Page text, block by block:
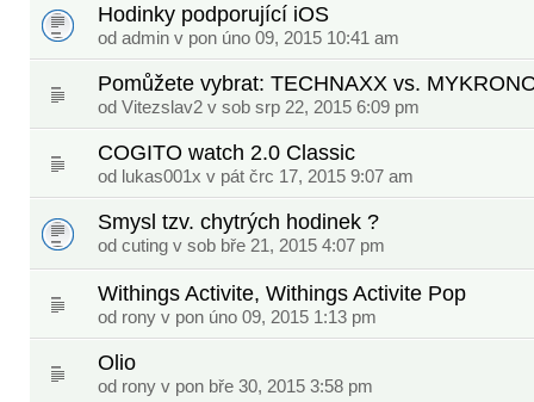
Hodinky podporující iOS
od admin v pon úno 09, 2015 10:41 am
Pomůžete vybrat: TECHNAXX vs.
od Vitezslav2 v sob srp 22, 2015 6:09 pm
COGITO watch 2.0 Classic
od lukas001x v pát črc 17, 2015 9:07 am
Smysl tzv. chytrých hodinek ?
od cuting v sob bře 21, 2015 4:07 pm
Withings Activite, Withings Activite Pop
od rony v pon úno 09, 2015 1:13 pm
Olio
od rony v pon bře 30, 2015 3:58 pm